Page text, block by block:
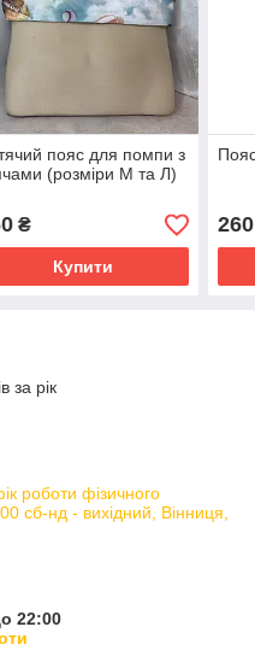
пояс для помпи з
(розміри М та Л)
₴
Купити
260
за рік
роботи фізичного
сб-нд - вихідний, Вінниця,
22:00